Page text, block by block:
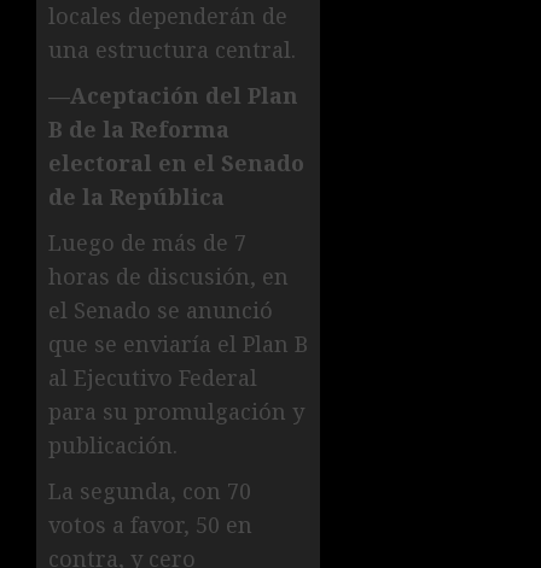
locales dependerán de
una estructura central.
—Aceptación del Plan
B de la Reforma
electoral en el Senado
de la República
Luego de más de 7
horas de discusión, en
el Senado se anunció
que se enviaría el Plan B
al Ejecutivo Federal
para su promulgación y
publicación.
La segunda, con 70
votos a favor, 50 en
contra, y cero